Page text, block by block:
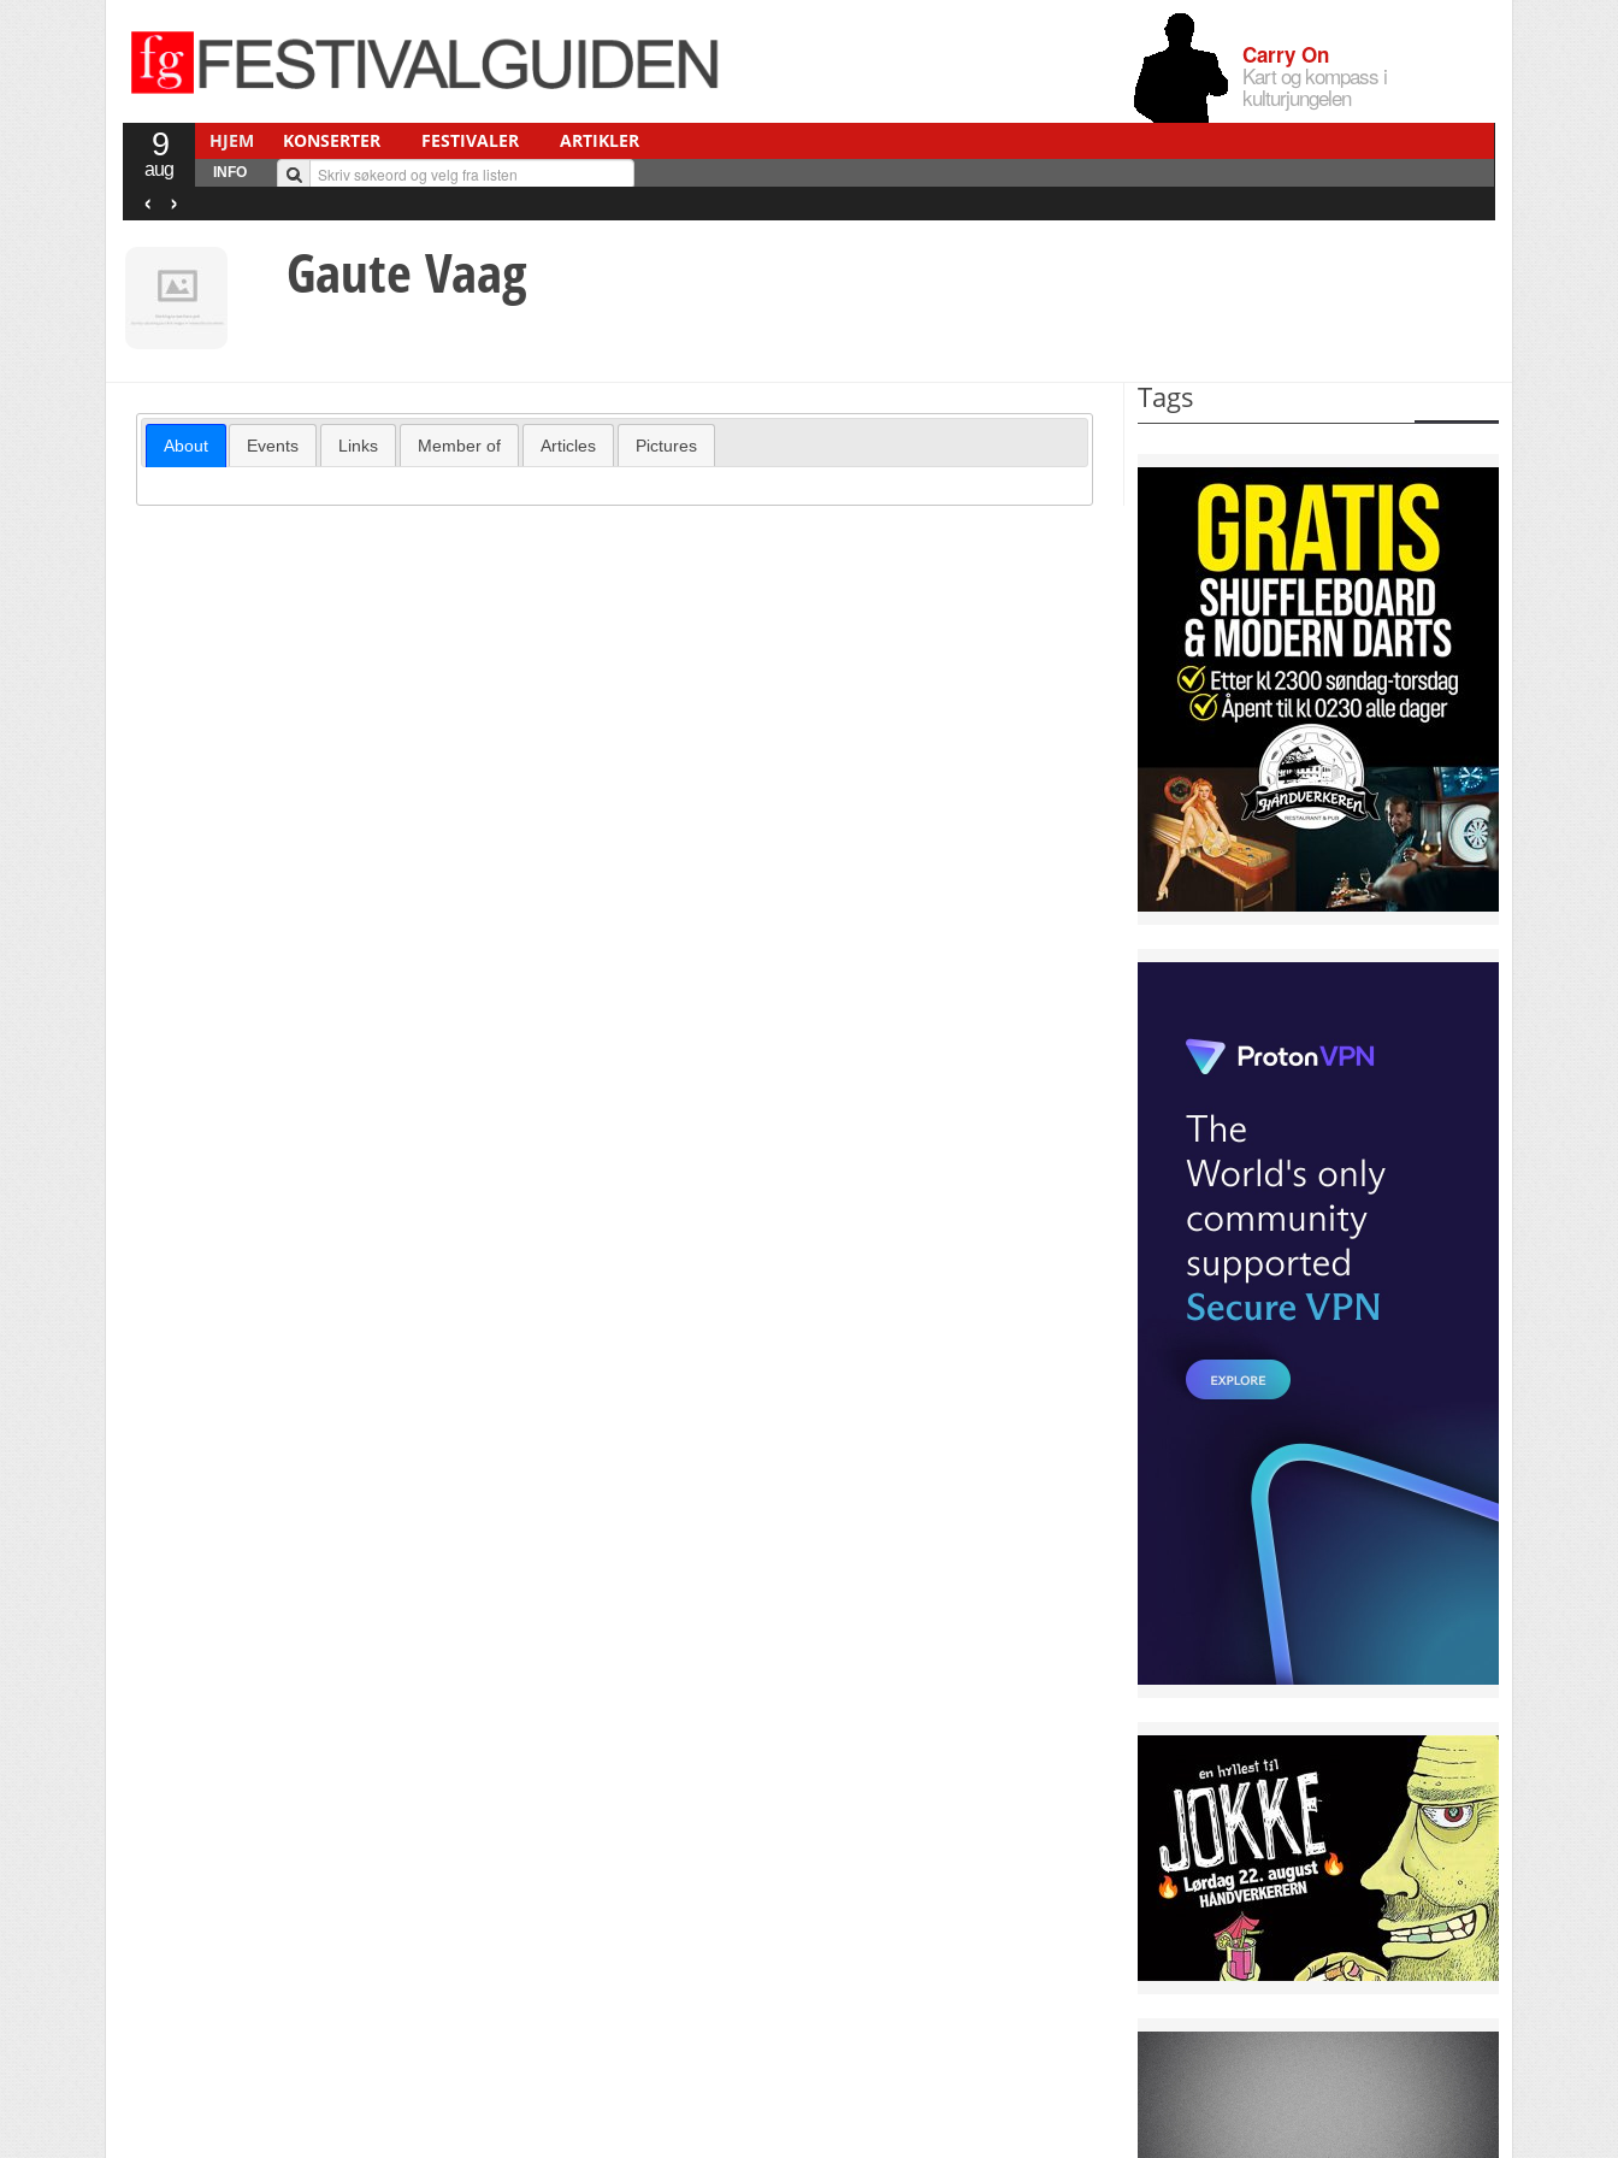
Carry On
Kart og kompass i
kulturjungelen
9
aug
HJEM KONSERTER FESTIVALER ARTIKLER
INFO
‹ ›
Gaute Vaag
About Events Links Member of Articles Pictures
Tags